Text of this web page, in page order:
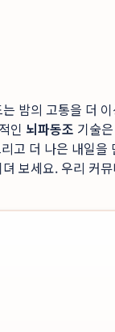
밤의 고통을 더
인 뇌파동조 기술
고 더 나은 내일을
보세요. 우리 커